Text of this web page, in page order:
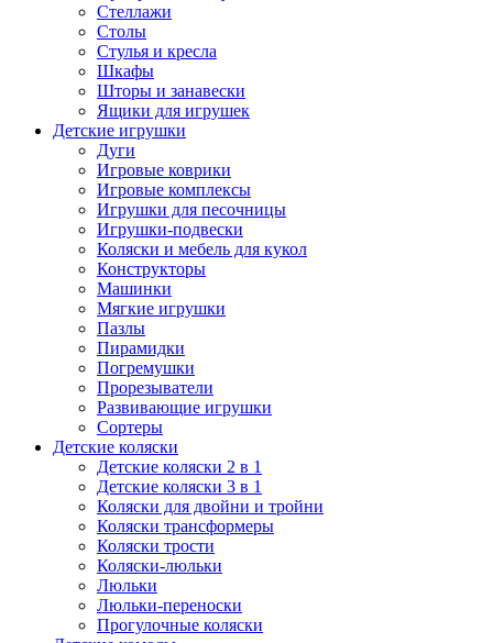
Стеллажи
Столы
Стулья и кресла
Шкафы
Шторы и занавески
Ящики для игрушек
Детские игрушки
Дуги
Игровые коврики
Игровые комплексы
Игрушки для песочницы
Игрушки-подвески
Коляски и мебель для кукол
Конструкторы
Машинки
Мягкие игрушки
Пазлы
Пирамидки
Погремушки
Прорезыватели
Развивающие игрушки
Сортеры
Детские коляски
Детские коляски 2 в 1
Детские коляски 3 в 1
Коляски для двойни и тройни
Коляски трансформеры
Коляски трости
Коляски-люльки
Люльки
Люльки-переноски
Прогулочные коляски